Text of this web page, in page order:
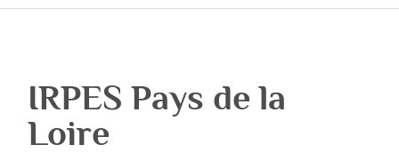
IRPES Pays de la
Loire